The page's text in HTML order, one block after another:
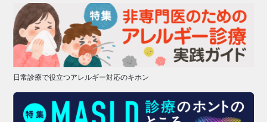
日常診療で役立つアレルギー対応のキホン